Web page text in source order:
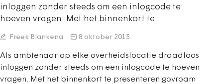
inloggen zonder steeds om een inlogcode te
hoeven vragen. Met het binnenkort te…
Freek Blankena 8 oktober 2013
Als ambtenaar op elke overheidslocatie draadloos
inloggen zonder steeds om een inlogcode te hoeven
vragen. Met het binnenkort te presenteren govroam